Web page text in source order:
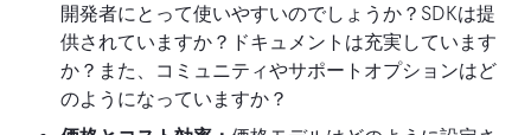
開発者にとって使いやすいのでしょうか？SDKは提
供されていますか？ドキュメントは充実しています
か？また、コミュニティやサポートオプションはど
のようになっていますか？